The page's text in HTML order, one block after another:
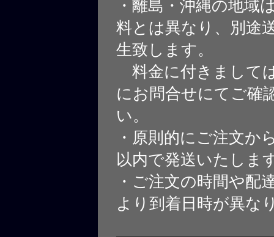
・離島・沖縄の地域
料とは異なり、別途
生致します。
料金に付きまして
にお問合せにてご確
い。
・原則的にご注文か
以内で発送いたしま
・ご注文の時間や配
より到着日時が異な